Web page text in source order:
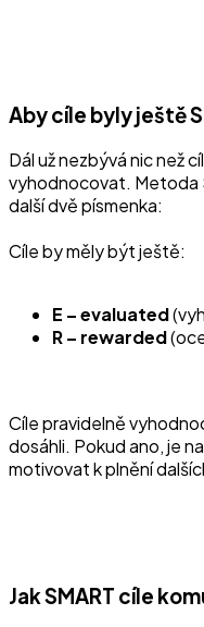
Aby cíle byly ještě
Dál už nezbývá nic než
vyhodnocovat. Metoda
další dvě písmenka:
Cíle by měly být ještě:
E – evaluated
R – rewarded
Cíle pravidelně
dosáhli. Pokud ano, je
motivovat k plnění
Jak SMART cíle